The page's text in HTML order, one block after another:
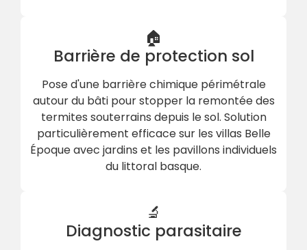
🏠
Barrière de protection sol
Pose d'une barrière chimique périmétrale
autour du bâti pour stopper la remontée des
termites souterrains depuis le sol. Solution
particulièrement efficace sur les villas Belle
Époque avec jardins et les pavillons individuels
du littoral basque.
🔬
Diagnostic parasitaire